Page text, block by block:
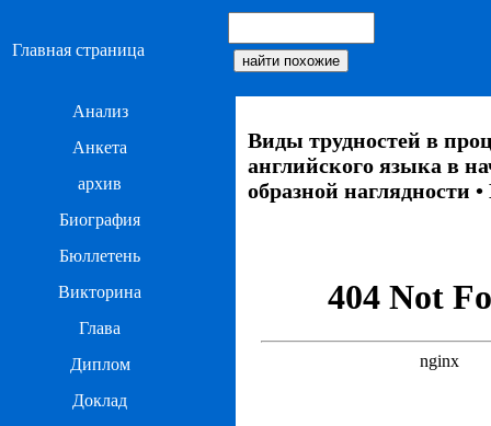
Главная страница
Анализ
Анкета
архив
Биография
Бюллетень
Викторина
Глава
Диплом
Доклад
Виды трудностей в
английского языка в
образной наглядности